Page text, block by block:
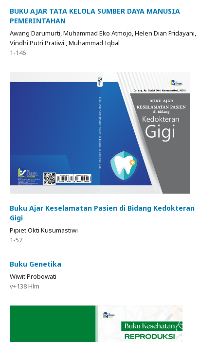
BUKU AJAR TATA KELOLA SUMBER DAYA MANUSIA
PEMERINTAHAN
Awang Darumurti, Muhammad Eko Atmojo, Helen Dian Fridayani,
Vindhi Putri Pratiwi , Muhammad Iqbal
1-146
Buku Ajar Keselamatan Pasien di Bidang Kedokteran
Gigi
Pipiet Okti Kusumastiwi
1-57
Buku Genetika
Wiwit Probowati
v+138 Hlm